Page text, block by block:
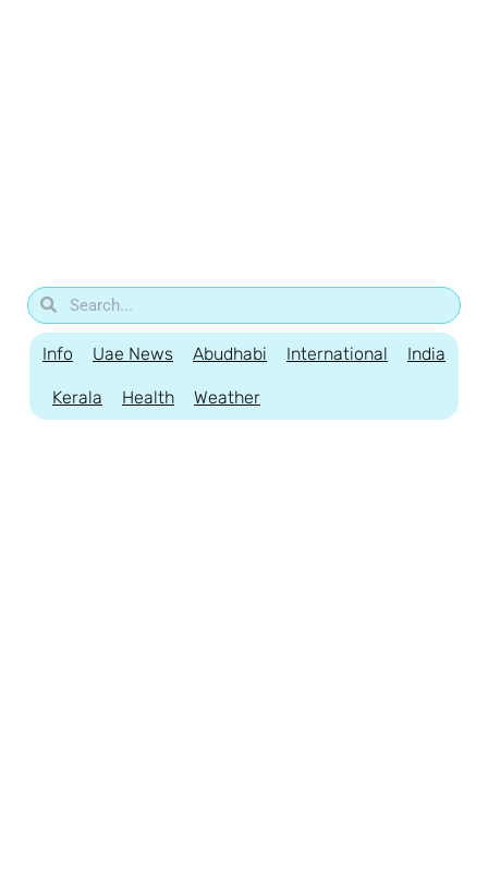
Info Uae News Abudhabi International India
Kerala Health Weather